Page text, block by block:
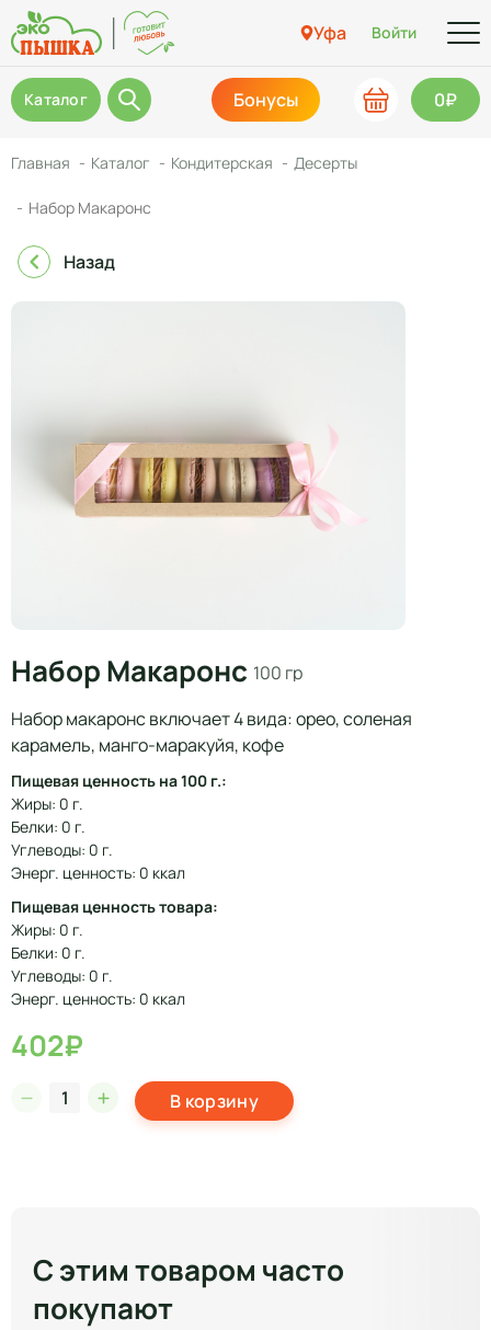
Уфа Войти
Каталог Бонусы 0₽
Главная Каталог Кондитерская Десерты
Набор Макаронс
Назад
Набор Макаронс 100 гр
Набор макаронс включает 4 вида: орео, соленая
карамель, манго-маракуйя, кофе
Пищевая ценность на 100 г.:
Жиры: 0 г.
Белки: 0 г.
Углеводы: 0 г.
Энерг. ценность: 0 ккал
Пищевая ценность товара:
Жиры: 0 г.
Белки: 0 г.
Углеводы: 0 г.
Энерг. ценность: 0 ккал
402₽
В корзину
С этим товаром часто
покупают